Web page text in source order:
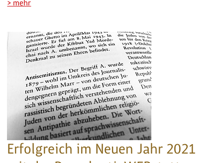
> mehr
Erfolgreich im Neuen Jahr 2021